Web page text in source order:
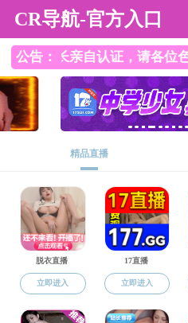
91制片
您现在的位置： 91制片>> 正文